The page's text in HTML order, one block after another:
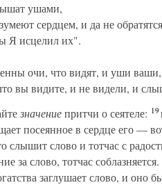
ушами,
сердцем, и да не
Я исцелил их".
очи, что видят, и уши ваши,
вы видите, и не видели, и
значениепритчи о сеятеле: 19
посеянное в сердце его —
слышит слово и тотчас с
за слово, тотчас соблазняется.
заглушает слово, и оно